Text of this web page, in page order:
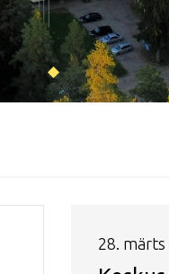
28. märts